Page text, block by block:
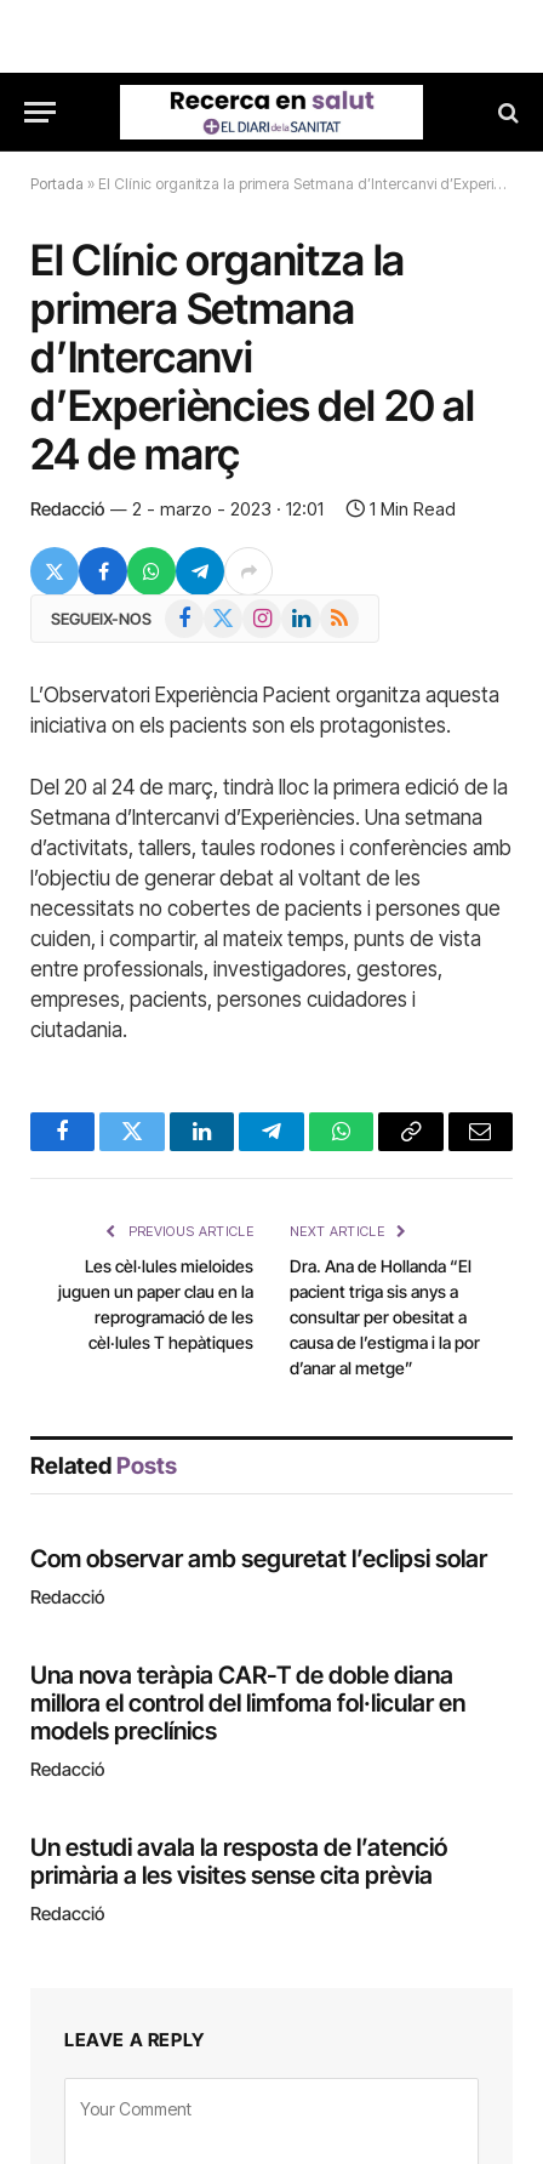
Portada » El Clínic organitza la primera Setmana d’Intercanvi d’Experiències del 20 al 24 de març
El Clínic organitza la
primera Setmana
d’Intercanvi
d’Experiències del 20 al
24 de març
Redacció 2 - marzo - 2023 · 12:01 1 Min Read
SEGUEIX-NOS Facebook InstagramLinkedIn
RSS
L’Observatori Experiència Pacient organitza aquesta
iniciativa on els pacients son els protagonistes.
Del 20 al 24 de març, tindrà lloc la primera edició de la
Setmana d’Intercanvi d’Experiències. Una setmana
d’activitats, tallers, taules rodones i conferències amb
l’objectiu de generar debat al voltant de les
necessitats no cobertes de pacients i persones que
cuiden, i compartir, al mateix temps, punts de vista
entre professionals, investigadores, gestores,
empreses, pacients, persones cuidadores i
ciutadania.
FacebookTwitter LinkedInTelegramWhatsAppCopy
Email
PREVIOUS ARTICLE
Les cèl·lules mieloides
juguen un paper clau en la
reprogramació de les
cèl·lules T hepàtiques
NEXT ARTICLE
Dra. Ana de Hollanda “El
pacient triga sis anys a
consultar per obesitat a
causa de l’estigma i la por
d’anar al metge”
Related Posts
Com observar amb seguretat l’eclipsi solar
Redacció
Una nova teràpia CAR-T de doble diana
millora el control del limfoma fol·licular en
models preclínics
Redacció
Un estudi avala la resposta de l’atenció
primària a les visites sense cita prèvia
Redacció
LEAVE A REPLY